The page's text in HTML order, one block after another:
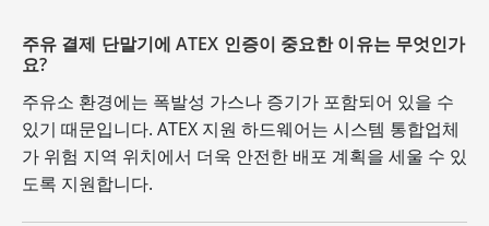
주유 결제 단말기에 ATEX 인증이 중요한 이유는 무엇인가
요?
주유소 환경에는 폭발성 가스나 증기가 포함되어 있을 수
있기 때문입니다. ATEX 지원 하드웨어는 시스템 통합업체
가 위험 지역 위치에서 더욱 안전한 배포 계획을 세울 수 있
도록 지원합니다.